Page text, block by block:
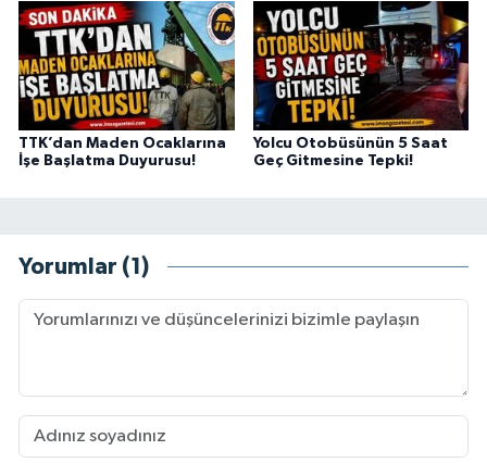
TTK’dan Maden Ocaklarına
İşe Başlatma Duyurusu!
Yolcu Otobüsünün 5 Saat
Geç Gitmesine Tepki!
Yorumlar (1)